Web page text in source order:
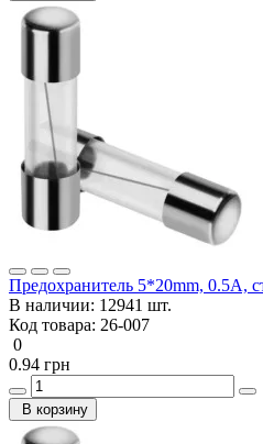
Предохранитель 5*20mm, 0.5A,
В наличии: 12941 шт.
Код товара: 26-007
0
0.94 грн
В корзину